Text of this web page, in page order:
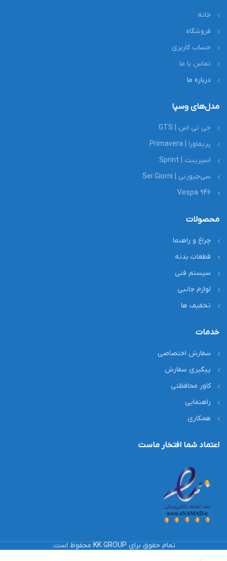
خانه
فروشگاه
حساب کاربری
تماس با ما
درباره ما
مدل‌های وسپا
جی تی اس | GTS
پریماورا | Primavera
اسپرینت | Sprint
سی‌جیورنی | Sei Giorni
Vespa 946
محصولات
چراغ و راهنما
قطعات بدنه
سیستم فنی
لوازم جانبی
تخفیف ها
خدمات
سفارش اختصاصی
پیگیری سفارش
کاور محافظتی
راهنمایی
همکاری
اعتماد شما افتخار ماست
تمام حقوق برای KK GROUP محفوظ است.